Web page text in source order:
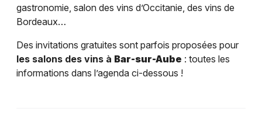
gastronomie, salon des vins d’Occitanie, des vins de
Bordeaux…
Des invitations gratuites sont parfois proposées pour
les salons des vins à Bar-sur-Aube : toutes les
informations dans l’agenda ci-dessous !